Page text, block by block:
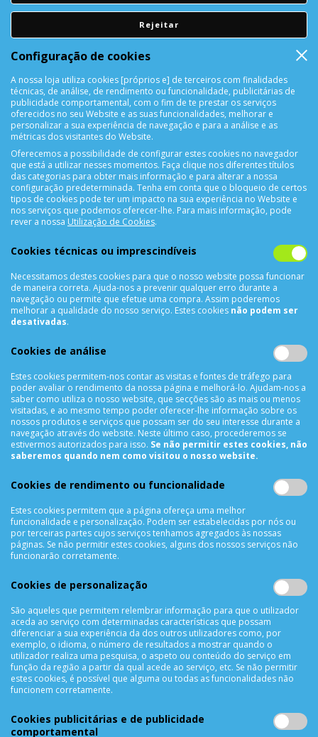
Devolução Garantida!
SUPORTE ONLINE
CONTACTOS
Rua Álvaro Castelões Nº413 R/C
4450-042 Matosinhos Portugal
comercial@cellrepair.pt
vendas@cellrepair.pt
910 991 733 Chamada para a rede móvel nacional MEO
910991733
Sábado das 9h00 às 13h00
INFORMAÇÕES
Sobre Nós
Termos & Condições
Política de Privacidade
Trocas & Devoluções
Resolução de Litígios
Livro de reclamações
Mapa do site
APOIO AO CLIENTE
As Minhas Encomendas
Lista de Desejos
Lista de Comparação
Solicitar uma Devolução
Expedição
Rejeitar
Configuração de cookies
A nossa loja utiliza cookies [próprios e] de terceiros com finalidades
técnicas, de análise, de rendimento ou funcionalidade, publicitárias de
publicidade comportamental, com o fim de te prestar os serviços
oferecidos no seu Website e as suas funcionalidades, melhorar e
personalizar a sua experiência de navegação e para a análise e as
métricas dos visitantes do Website.
Oferecemos a possibilidade de configurar estes cookies no navegador
que está a utilizar nesses momentos. Faça clique nos diferentes títulos
das categorias para obter mais informação e para alterar a nossa
configuração predeterminada. Tenha em conta que o bloqueio de certos
tipos de cookies pode ter um impacto na sua experiência no Website e
nos serviços que podemos oferecer-lhe. Para mais informação, pode
rever a nossa Utilização de Cookies.
Cookies técnicas ou imprescindíveis
Necessitamos destes cookies para que o nosso website possa funcionar
de maneira correta. Ajuda-nos a prevenir qualquer erro durante a
navegação ou permite que efetue uma compra. Assim poderemos
melhorar a qualidade do nosso serviço. Estes cookies não podem ser
desativadas.
Cookies de análise
Estes cookies permitem-nos contar as visitas e fontes de tráfego para
poder avaliar o rendimento da nossa página e melhorá-lo. Ajudam-nos a
saber como utiliza o nosso website, que secções são as mais ou menos
visitadas, e ao mesmo tempo poder oferecer-lhe informação sobre os
nossos produtos e serviços que possam ser do seu interesse durante a
navegação através do website. Neste último caso, procederemos se
estivermos autorizados para isso. Se não permitir estes cookies, não
saberemos quando nem como visitou o nosso website.
Cookies de rendimento ou funcionalidade
Estes cookies permitem que a página ofereça uma melhor
funcionalidade e personalização. Podem ser estabelecidas por nós ou
por terceiras partes cujos serviços tenhamos agregados às nossas
páginas. Se não permitir estes cookies, alguns dos nossos serviços não
funcionarão corretamente.
Cookies de personalização
São aqueles que permitem relembrar informação para que o utilizador
aceda ao serviço com determinadas características que possam
diferenciar a sua experiência da dos outros utilizadores como, por
exemplo, o idioma, o número de resultados a mostrar quando o
utilizador realiza uma pesquisa, o aspeto ou conteúdo do serviço em
função da região a partir da qual acede ao serviço, etc. Se não permitir
estes cookies, é possível que alguma ou todas as funcionalidades não
funcionem corretamente.
Cookies publicitárias e de publicidade
comportamental